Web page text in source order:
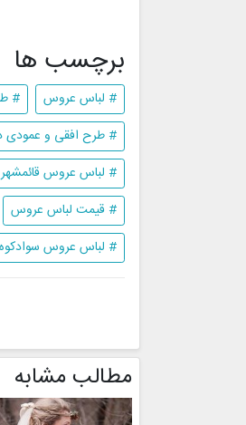
برچسب ها
# لباس عروس #
# طرح افقی و عمودی
# لباس عروس قائمشهر
# قیمت لباس عروس
# لباس عروس
مطالب مشابه